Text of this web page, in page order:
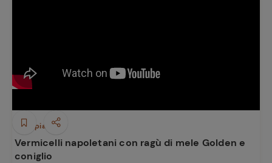
Primi piatti
Vermicelli napoletani con ragù di mele Golden e
coniglio